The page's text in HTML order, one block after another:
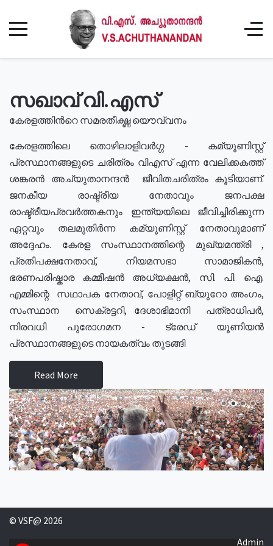
സഖാവ് വി.എസ്
കേരളത്തിൻറെ സമരതീക്ഷ്ണ യൌവ്വനം
കേരളത്തിലെ തൊഴിലാളിവർഗ്ഗ - കമ്യൂണിസ്റ്റ്
പ്രസ്ഥാനങ്ങളുടെ ചരിത്രം വിഎസ് എന്ന വേലിക്കകത്ത്
ശങ്കരൻ അച്യുതാനന്ദൻ ജീവിതചരിത്രം കൂടിയാണ്.
ജനകീയ രാഷ്ട്രീയ നേതാവും ജനപക്ഷ
രാഷ്ട്രീയപ്രവർത്തകനും ഇന്ത്യയിലെ ജീവിച്ചിരിക്കുന്ന
ഏറ്റവും തലമുതിർന്ന കമ്യൂണിസ്റ്റ് നേതാവുമാണ്
അദ്ദേഹം. കേരള സംസ്ഥാനത്തിന്റെ മുഖ്യമന്ത്രി ,
പ്രതിപക്ഷനേതാവ്, നിയമസഭാ സാമാജികൻ,
ഭരണപരിഷ്കാര കമ്മീഷൻ അധ്യക്ഷൻ, സി. പി. ഐ.
എമ്മിന്റെ സഥാപക നേതാവ്, പോളിറ്റ് ബ്യുറോ അംഗം,
സംസ്ഥാന സെക്രട്ടറി, ദേശാഭിമാനി പത്രാധിപർ,
നിരവധി പുരോഗമന - ട്രേഡ് യൂണിയൻ
പ്രസ്ഥാനങ്ങളുടെ നായകത്വം തുടങ്ങി
Read More
© VSF@ 2026
Admin